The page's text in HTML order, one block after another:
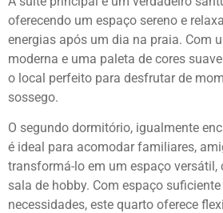
oferecendo um espaço sereno e
energias após um dia na praia. Com
moderna e uma paleta de cores
o local perfeito para desfrutar de
sossego.
O segundo dormitório, igualmente
é ideal para acomodar familiares,
transformá-lo em um espaço versátil,
sala de hobby. Com espaço
necessidades, este quarto oferece